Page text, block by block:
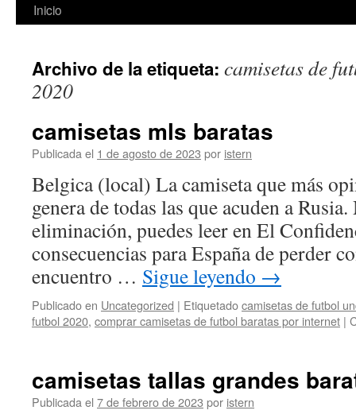
Saltar
contenido
Inicio
Archivo de la etiqueta: camisetas de
2020
camisetas mls baratas
Publicada el 1 de agosto de 2023 por istern
Belgica (local) La camiseta que más
genera de todas las que acuden a
eliminación, puedes leer en El
consecuencias para España de perder
encuentro … Sigue leyendo →
Publicado en Uncategorized | Etiquetadocamisetas de futbol
futbol 2020, comprar camisetas de futbol baratas por internet |
camisetas tallas grandes
Publicada el 7 de febrero de 2023 por istern